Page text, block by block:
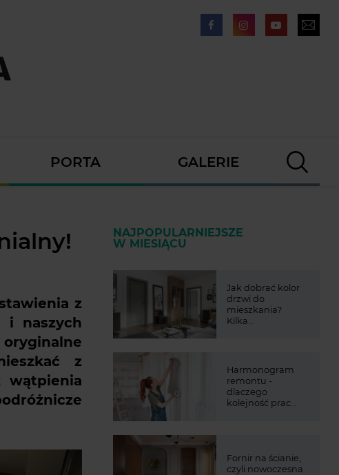
PORTA GALERIE
z
i naszych
oryginalne
z
wątpienia
NAJPOPULARNIEJSZE
W MIESIĄCU
Jak dobrać kolor
drzwi do
mieszkania?
Kilka...
Harmonogram
remontu -
dlaczego
kolejność prac...
Fornir na ścianie,
czyli nowoczesna